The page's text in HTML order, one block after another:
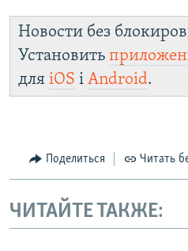
Новости без
Установить
для iOS і Android.
Поделиться Читать
ЧИТАЙТЕ ТАКЖЕ: